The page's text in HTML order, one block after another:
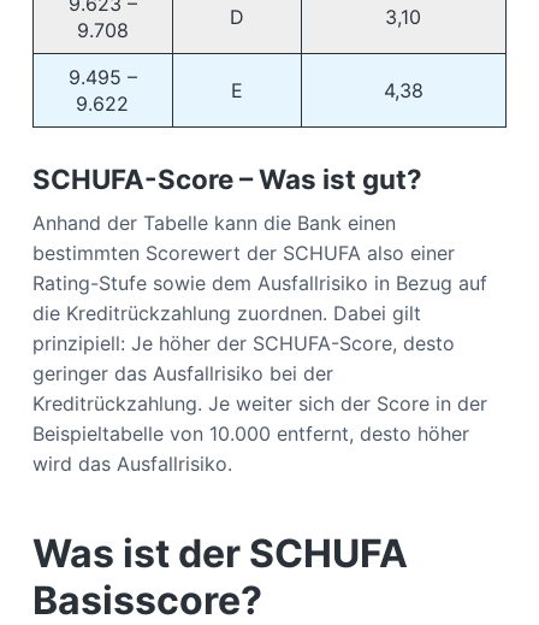
9.708
D 3,10
9.495 –
9.622
E 4,38
SCHUFA-Score – Was ist gut?
Anhand der Tabelle kann die Bank einen
bestimmten Scorewert der SCHUFA also einer
Rating-Stufe sowie dem Ausfallrisiko in Bezug auf
die Kreditrückzahlung zuordnen. Dabei gilt
prinzipiell: Je höher der SCHUFA-Score, desto
geringer das Ausfallrisiko bei der
Kreditrückzahlung. Je weiter sich der Score in der
Beispieltabelle von 10.000 entfernt, desto höher
wird das Ausfallrisiko.
Was ist der SCHUFA
Basisscore?